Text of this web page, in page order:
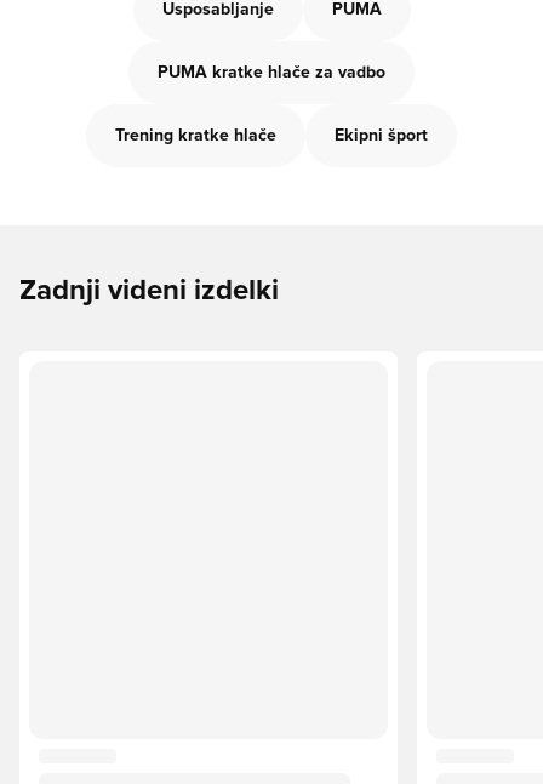
Usposabljanje PUMA
PUMA kratke hlače za vadbo
Trening kratke hlače Ekipni šport
Zadnji videni izdelki